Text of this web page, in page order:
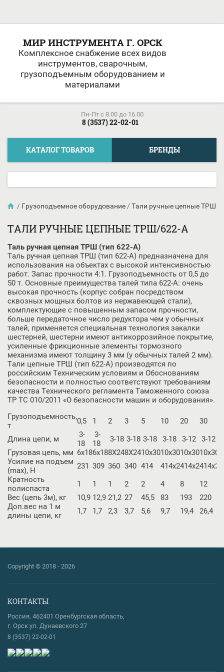
МИР ИНСТРУМЕНТА Г. ОРСК
Комплексное снабжение всех видов
инструментов, сварочным,
грузоподъемным оборудованием и
материалами
Пн-Пт c 8.00 до 16.00
8 (3537) 22-02-01
КАТАЛОГ ТОВАРОВ БРЕНДЫ
/ Грузоподъемное оборудование / Тали ручные цепные ТРШ
ТАЛИ РУЧНЫЕ ЦЕПНЫЕ ТРШ/622-А
Таль ручная цепная ТРШ (тип 622-А)
Таль ручная цепная ТРШ (тип 622-А) предназначена для
использования на объектах с высокой интенсивностью
работ. Запас прочности 4:1. Грузоподъемность от 0,5 до
50 т. Основные преимущества талей типа 622-А: очень
высокая прочность (корпус собран посредством
сквозных мощных болтов из нержавеющей стали),
комплектующие с повышенным запасом прочности,
больше передаточное число редуктора чем у обычных
талей, применяется специальная технология закалки
шестерней, шестерни имеют антикоррозийное покрытие,
усиленные фрикционные элементы тормозного
механизма имеют толщину 3 мм (у обычных талей 2 мм).
Тали цепные ТРШ (тип 622-А) производятся по
российским Техническим условиям и Обоснованиям
безопасности и полностью соответствуют требованиям
качества Технического регламента Таможенного союза
ТР ТС 010/2011 «О безопасности машин и оборудования».
Грузоподъемность,
т
0,5 1 2 3 5 10 20 30
Длина цепи, м
3-
18
3-
18
3-18 3-18 3-18 3-18 3-12 3-12
Грузовая цепь, мм 6х186х188Х248Х2410х3010х3010х3010х30
Усилие на подъем
(max), Н
231 309 360 340 414 414х2414х2414х2
Кратность
полиспаста
1 1 1 2 2 4 8 12
Вес (цепь 3м), кг
10,9 12,9 21,2 27 45,5 83 193 220
Доп.вес на 1 м
длины цепи, кг
1,7 1,7 2,3 3,7 5,6 9,7 19,4 26,4
Copyright © 2018 - 2026
КОНТАКТЫ
Россия, 462401 Оренбургская область,
г. Орск ул. Дунаевского 27
8 (3537) 22-02-01